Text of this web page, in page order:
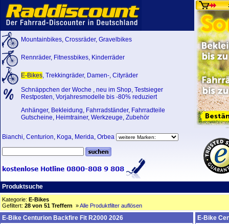
Mountainbikes, Crossräder, Gravelbikes
Rennräder, Fitnessbikes, Kinderräder
E-Bikes, Trekkingräder, Damen-, Cityräder
Schnäppchen der Woche , neu im Shop, Testsieger
Restposten, Vorjahresmodelle bis -80% reduziert
Anhänger, Bekleidung, Fahrradständer, Fahrradteile
Gutscheine, Heimtrainer, Werkzeuge, Zubehör
Bianchi, Centurion, Koga, Merida, Orbea
Produktsuche
Kategorie: E-Bikes
Gefiltert: 28 von 51 Treffern »Alle Produktfilter auflösen
E-Bike Centurion Backfire Fit R2000 2026 E-Bike